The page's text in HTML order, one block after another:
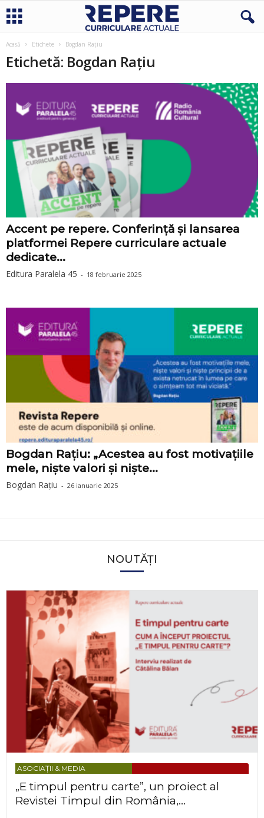
Acasă Etichete Bogdan Rațiu
Etichetă: Bogdan Rațiu
Accent pe repere. Conferință și lansarea
platformei Repere curriculare actuale
dedicate...
Editura Paralela 45 - 18 februarie 2025
Bogdan Rațiu: „Acestea au fost motivațiile
mele, niște valori și niște...
Bogdan Rațiu - 26 ianuarie 2025
NOUTĂȚI
ASOCIAȚII & MEDIA
„E timpul pentru carte”, un proiect al
Revistei Timpul din România,...